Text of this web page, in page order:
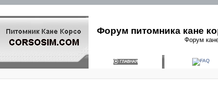
Форум питомника кане
Форум